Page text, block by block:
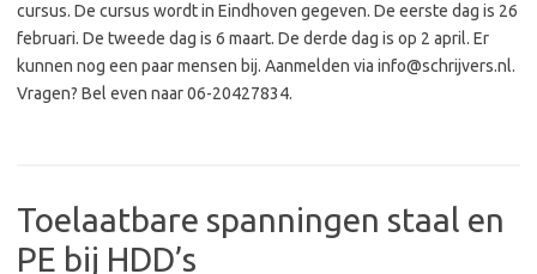
cursus. De cursus wordt in Eindhoven gegeven. De eerste dag is 26
februari. De tweede dag is 6 maart. De derde dag is op 2 april. Er
kunnen nog een paar mensen bij. Aanmelden via info@schrijvers.nl.
Vragen? Bel even naar 06-20427834.
Toelaatbare spanningen staal en
PE bij HDD’s